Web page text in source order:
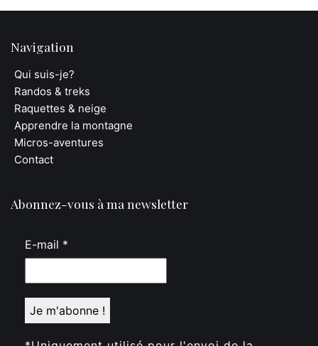
Navigation
Qui suis-je?
Randos & treks
Raquettes & neige
Apprendre la montagne
Micros-aventures
Contact
Abonnez-vous à ma newsletter
E-mail *